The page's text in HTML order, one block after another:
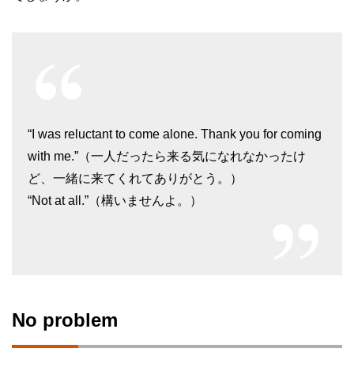
“I was reluctant to come alone. Thank you for coming
with me.”（一人だったら来る気になれなかったけ
ど、一緒に来てくれてありがとう。）
“Not at all.”（構いませんよ。）
No problem